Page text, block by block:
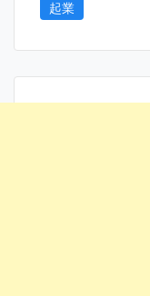
起業